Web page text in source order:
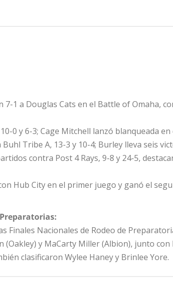
7-1 a Douglas Cats en el Battle of Omaha,
0 y 6-3; Cage Mitchell lanzó blanqueada
Tribe A, 13-3 y 10-4; Burley lleva seis
contra Post 4 Rays, 9-8 y 24-5,
Hub City en el primer juego y ganó el
Finales Nacionales de Rodeo de
(Oakley) y MaCarty Miller (Albion), junto
clasificaron Wylee Haney y Brinlee Yore.